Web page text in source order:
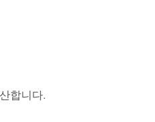
합니다.